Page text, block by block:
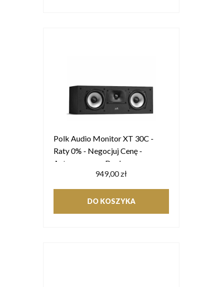
Polk Audio Monitor XT 30C -
Raty 0% - Negocjuj Cenę -
Autoryzowany Dealer
949,00 zł
DO KOSZYKA